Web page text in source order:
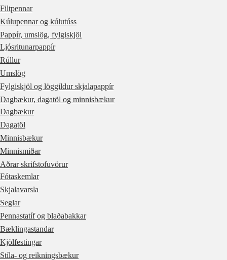
Filtpennar
Kúlupennar og kúlutúss
Pappír, umslög, fylgiskjöl
Ljósritunarpappír
Rúllur
Umslög
Fylgiskjöl og löggildur skjalapappír
Dagbækur, dagatöl og minnisbækur
Dagbækur
Dagatöl
Minnisbækur
Minnismiðar
Aðrar skrifstofuvörur
Fótaskemlar
Skjalavarsla
Seglar
Pennastatíf og blaðabakkar
Bæklingastandar
Kjölfestingar
Stíla- og reikningsbækur